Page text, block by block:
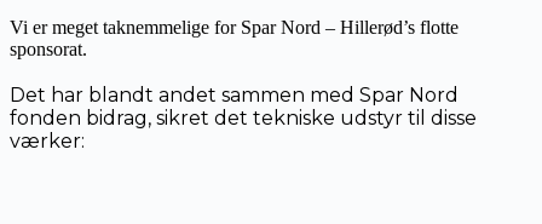
Vi er meget taknemmelige for Spar Nord – Hillerød’s flotte
sponsorat.
Det har blandt andet sammen med Spar Nord
fonden bidrag, sikret det tekniske udstyr til disse
værker: